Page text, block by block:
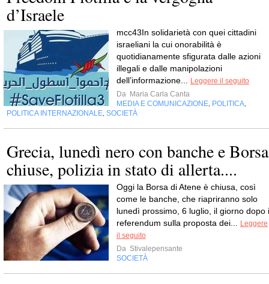
d’Israele
mcc43In solidarietà con quei cittadini
israeliani la cui onorabilità è
quotidianamente sfigurata dalle azioni
illegali e dalle manipolazioni
dell’informazione...
Leggere il seguito
Da Maria Carla Canta
MEDIA E COMUNICAZIONE POLITICA
POLITICA INTERNAZIONALE SOCIETÀ
Grecia, lunedì nero con banche e Borsa
chiuse, polizia in stato di allerta....
Oggi la Borsa di Atene è chiusa, così
come le banche, che riapriranno solo
lunedì prossimo, 6 luglio, il giorno dopo
referendum sulla proposta dei...
Leggere
il seguito
Da Stivalepensante
SOCIETÀ